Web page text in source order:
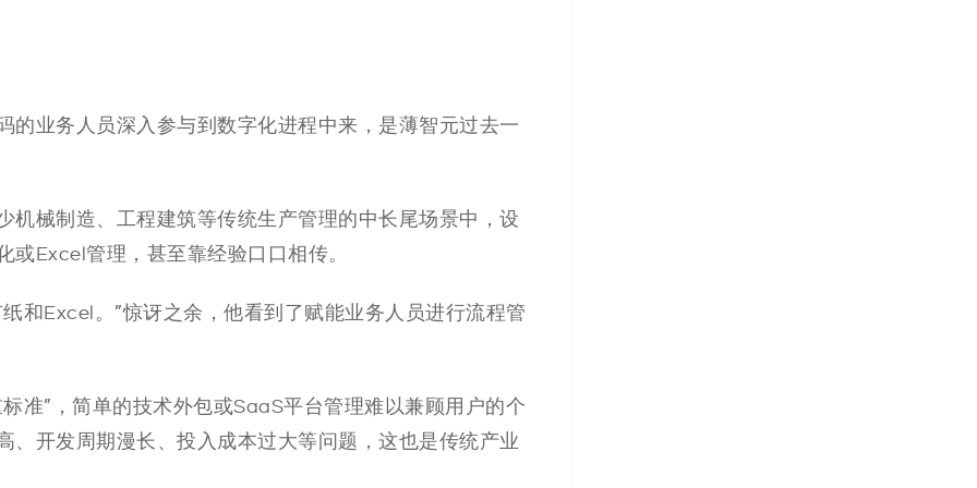
的业务人员深入参与到数字化进程中来，是薄智元过去一
机械制造、工程建筑等传统生产管理的中长尾场景中，设
Excel管理，甚至靠经验口口相传。
和Excel。”惊讶之余，他看到了赋能业务人员进行流程管
准”，简单的技术外包或SaaS平台管理难以兼顾用户的个
、开发周期漫长、投入成本过大等问题，这也是传统产业